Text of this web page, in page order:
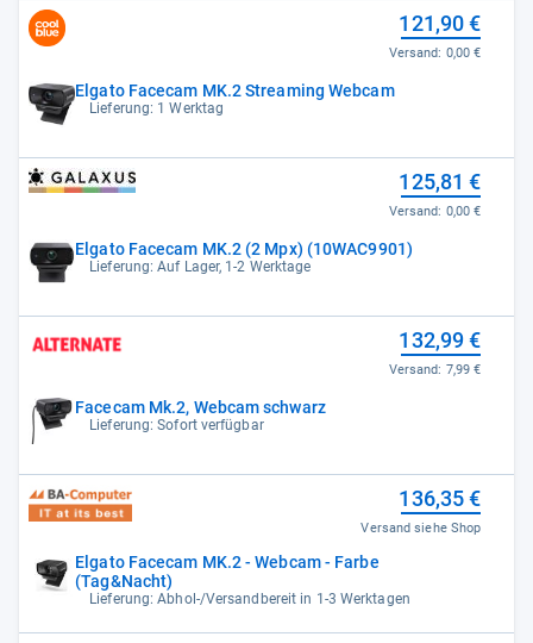
Elgato Facecam MK.2 Streaming Webcam
Lieferung: 1 Werktag
121,90 €
Versand: 0,00 €
Elgato Facecam MK.2 (2 Mpx) (10WAC9901)
Lieferung: Auf Lager, 1-2 Werktage
125,81 €
Versand: 0,00 €
Facecam Mk.2, Webcam schwarz
Lieferung: Sofort verfügbar
132,99 €
Versand: 7,99 €
Elgato Facecam MK.2 - Webcam - Farbe
(Tag&Nacht)
Lieferung: Abhol-/Versandbereit in 1-3 Werktagen
136,35 €
Versand siehe Shop